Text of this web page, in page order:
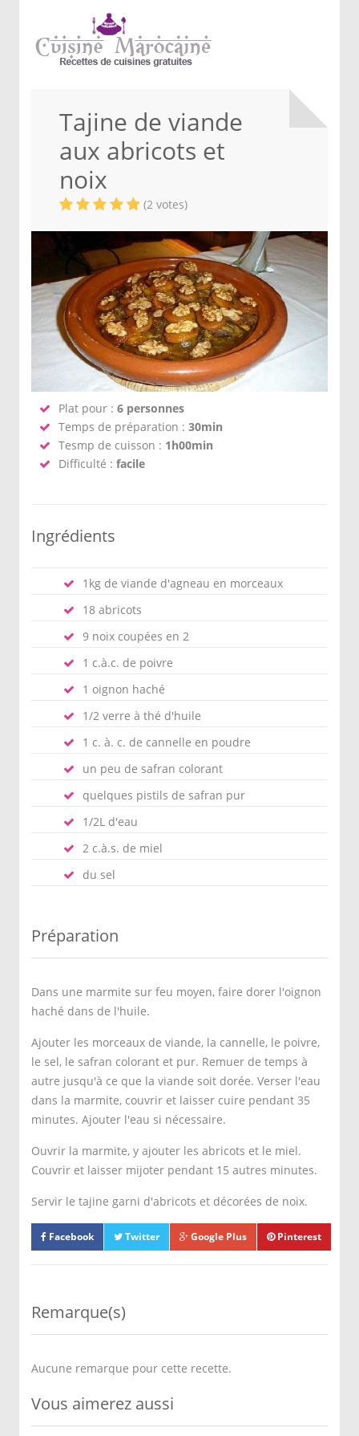
Tajine de viande
aux abricots et
noix
(2 votes)
Plat pour : 6 personnes
Temps de préparation : 30min
Tesmp de cuisson : 1h00min
Difficulté : facile
Ingrédients
1kg de viande d'agneau en morceaux
18 abricots
9 noix coupées en 2
1 c.à.c. de poivre
1 oignon haché
1/2 verre à thé d'huile
1 c. à. c. de cannelle en poudre
un peu de safran colorant
quelques pistils de safran pur
1/2L d'eau
2 c.à.s. de miel
du sel
Préparation
Dans une marmite sur feu moyen, faire dorer l'oignon
haché dans de l'huile.
Ajouter les morceaux de viande, la cannelle, le poivre,
le sel, le safran colorant et pur. Remuer de temps à
autre jusqu'à ce que la viande soit dorée. Verser l'eau
dans la marmite, couvrir et laisser cuire pendant 35
minutes. Ajouter l'eau si nécessaire.
Ouvrir la marmite, y ajouter les abricots et le miel.
Couvrir et laisser mijoter pendant 15 autres minutes.
Servir le tajine garni d'abricots et décorées de noix.
Facebook Twitter Google Plus Pinterest
Remarque(s)
Aucune remarque pour cette recette.
Vous aimerez aussi